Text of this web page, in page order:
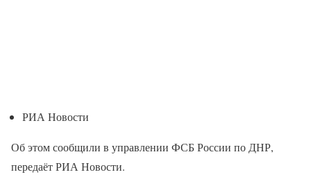
РИА Новости
Об этом сообщили в управлении ФСБ России по ДНР,
передаёт РИА Новости.